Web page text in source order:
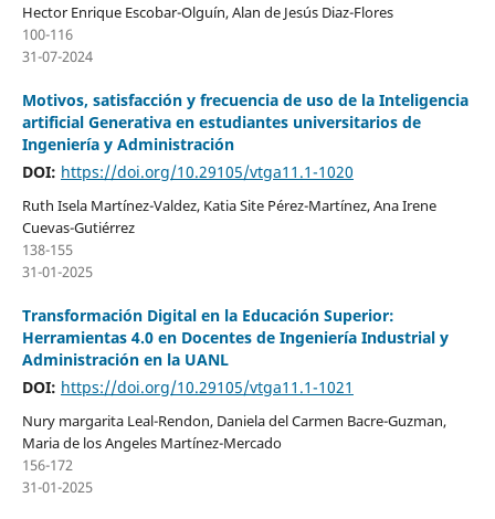
Hector Enrique Escobar-Olguín, Alan de Jesús Diaz-Flores
100-116
31-07-2024
Motivos, satisfacción y frecuencia de uso de la Inteligencia
artificial Generativa en estudiantes universitarios de
Ingeniería y Administración
DOI: https://doi.org/10.29105/vtga11.1-1020
Ruth Isela Martínez-Valdez, Katia Site Pérez-Martínez, Ana Irene
Cuevas-Gutiérrez
138-155
31-01-2025
Transformación Digital en la Educación Superior:
Herramientas 4.0 en Docentes de Ingeniería Industrial y
Administración en la UANL
DOI: https://doi.org/10.29105/vtga11.1-1021
Nury margarita Leal-Rendon, Daniela del Carmen Bacre-Guzman,
Maria de los Angeles Martínez-Mercado
156-172
31-01-2025